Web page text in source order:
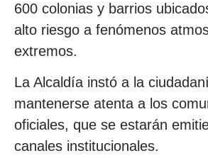
600 colonias y barrios
alto riesgo a fenómenos
extremos.
La Alcaldía instó a la
mantenerse atenta a los
oficiales, que se estarán
canales institucionales.